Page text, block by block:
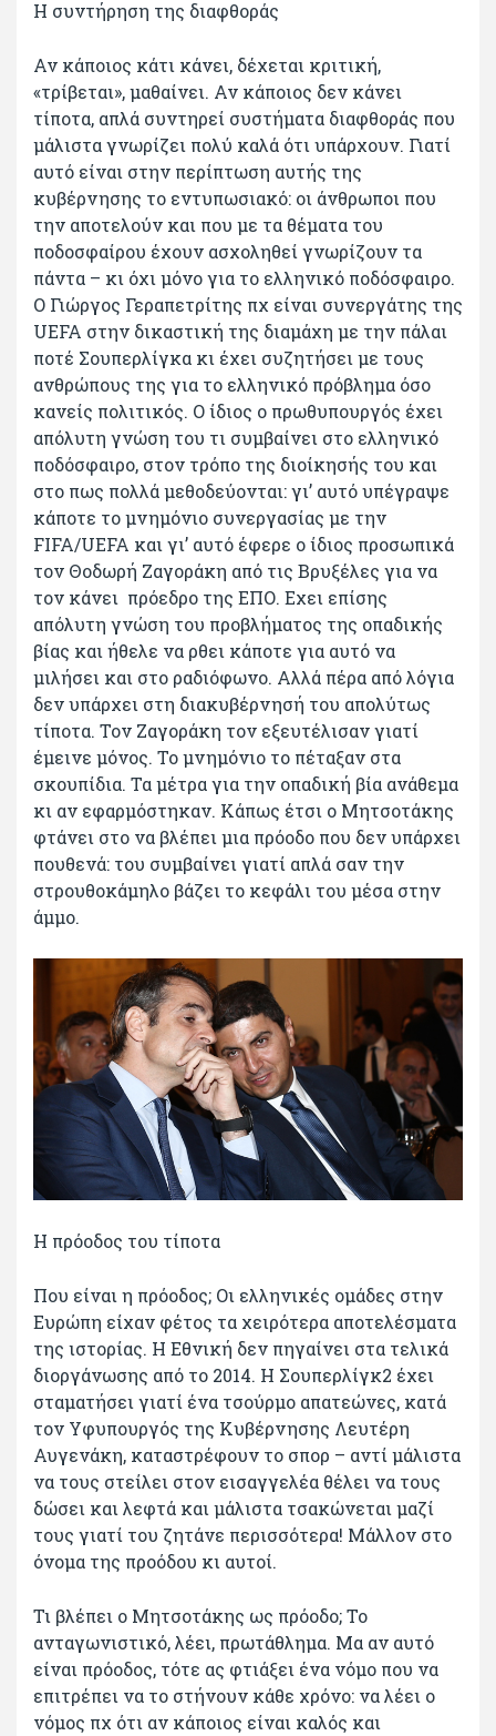
Η συντήρηση της διαφθοράς
Αν κάποιος κάτι κάνει, δέχεται κριτική,
«τρίβεται», μαθαίνει. Αν κάποιος δεν κάνει
τίποτα, απλά συντηρεί συστήματα διαφθοράς που
μάλιστα γνωρίζει πολύ καλά ότι υπάρχουν. Γιατί
αυτό είναι στην περίπτωση αυτής της
κυβέρνησης το εντυπωσιακό: οι άνθρωποι που
την αποτελούν και που με τα θέματα του
ποδοσφαίρου έχουν ασχοληθεί γνωρίζουν τα
πάντα – κι όχι μόνο για το ελληνικό ποδόσφαιρο.
Ο Γιώργος Γεραπετρίτης πχ είναι συνεργάτης της
UEFA στην δικαστική της διαμάχη με την πάλαι
ποτέ Σουπερλίγκα κι έχει συζητήσει με τους
ανθρώπους της για το ελληνικό πρόβλημα όσο
κανείς πολιτικός. Ο ίδιος ο πρωθυπουργός έχει
απόλυτη γνώση του τι συμβαίνει στο ελληνικό
ποδόσφαιρο, στον τρόπο της διοίκησής του και
στο πως πολλά μεθοδεύονται: γι’ αυτό υπέγραψε
κάποτε το μνημόνιο συνεργασίας με την
FIFA/UEFA και γι’ αυτό έφερε ο ίδιος προσωπικά
τον Θοδωρή Ζαγοράκη από τις Βρυξέλες για να
τον κάνει πρόεδρο της ΕΠΟ. Εχει επίσης
απόλυτη γνώση του προβλήματος της οπαδικής
βίας και ήθελε να ρθει κάποτε για αυτό να
μιλήσει και στο ραδιόφωνο. Αλλά πέρα από λόγια
δεν υπάρχει στη διακυβέρνησή του απολύτως
τίποτα. Τον Ζαγοράκη τον εξευτέλισαν γιατί
έμεινε μόνος. Το μνημόνιο το πέταξαν στα
σκουπίδια. Τα μέτρα για την οπαδική βία ανάθεμα
κι αν εφαρμόστηκαν. Κάπως έτσι ο Μητσοτάκης
φτάνει στο να βλέπει μια πρόοδο που δεν υπάρχει
πουθενά: του συμβαίνει γιατί απλά σαν την
στρουθοκάμηλο βάζει το κεφάλι του μέσα στην
άμμο.
Η πρόοδος του τίποτα
Που είναι η πρόοδος; Οι ελληνικές ομάδες στην
Ευρώπη είχαν φέτος τα χειρότερα αποτελέσματα
της ιστορίας. Η Εθνική δεν πηγαίνει στα τελικά
διοργάνωσης από το 2014. Η Σουπερλίγκ2 έχει
σταματήσει γιατί ένα τσούρμο απατεώνες, κατά
τον Υφυπουργός της Κυβέρνησης Λευτέρη
Αυγενάκη, καταστρέφουν το σπορ – αντί μάλιστα
να τους στείλει στον εισαγγελέα θέλει να τους
δώσει και λεφτά και μάλιστα τσακώνεται μαζί
τους γιατί του ζητάνε περισσότερα! Μάλλον στο
όνομα της προόδου κι αυτοί.
Τι βλέπει ο Μητσοτάκης ως πρόοδο; Το
ανταγωνιστικό, λέει, πρωτάθλημα. Μα αν αυτό
είναι πρόοδος, τότε ας φτιάξει ένα νόμο που να
επιτρέπει να το στήνουν κάθε χρόνο: να λέει ο
νόμος πχ ότι αν κάποιος είναι καλός και